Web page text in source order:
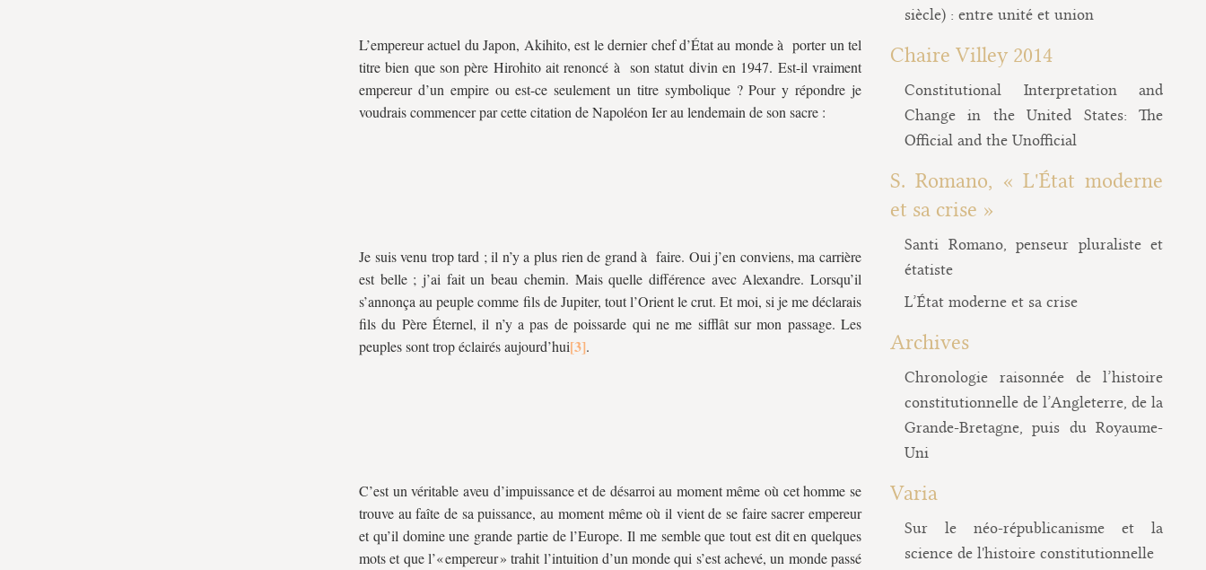
L’empereur actuel du Japon, Akihito, est le dernier chef d’État au monde à porter un tel
titre bien que son père Hirohito ait renoncé à son statut divin en 1947. Est-il vraiment
empereur d’un empire ou est-ce seulement un titre symbolique ? Pour y répondre je
voudrais commencer par cette citation de Napoléon Ier au lendemain de son sacre :
Je suis venu trop tard ; il n’y a plus rien de grand à faire. Oui j’en conviens, ma carrière
est belle ; j’ai fait un beau chemin. Mais quelle différence avec Alexandre. Lorsqu’il
s’annonça au peuple comme fils de Jupiter, tout l’Orient le crut. Et moi, si je me déclarais
fils du Père Éternel, il n’y a pas de poissarde qui ne me sifflât sur mon passage. Les
peuples sont trop éclairés aujourd’hui
.
C’est un véritable aveu d’impuissance et de désarroi au moment même où cet homme se
trouve au faîte de sa puissance, au moment même où il vient de se faire sacrer empereur
et qu’il domine une grande partie de l’Europe. Il me semble que tout est dit en quelques
mots et que l’« empereur » trahit l’intuition d’un monde qui s’est achevé, un monde passé
siècle) : entre unité et union
Chaire Villey 2014
Constitutional Interpretation and
Change in the United States: The
Official and the Unofficial
S. Romano, « L'État moderne
et sa crise »
Santi Romano, penseur pluraliste et
étatiste
L’État moderne et sa crise
Archives
Chronologie raisonnée de l’histoire
constitutionnelle de l’Angleterre, de la
Grande-Bretagne, puis du Royaume-
Uni
Varia
Sur le néo-républicanisme et la
science de l'histoire constitutionnelle